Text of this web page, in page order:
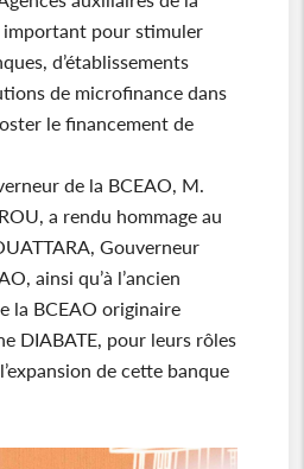
important pour stimuler
d’établissements
de microfinance dans
le financement de
de la BCEAO, M.
a rendu hommage au
Gouverneur
ainsi qu’à l’ancien
la BCEAO originaire
DIABATE, pour leurs rôles
de cette banque